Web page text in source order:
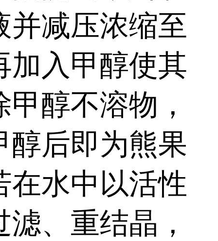
并减压浓缩至
加入甲醇使其
醇不溶物，
醇后即为熊果
在水中以活性
、重结晶，